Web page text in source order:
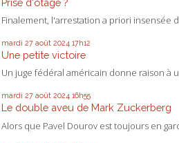
Finalement, l'arrestation a priori insensée
mardi 27 août 2024 17h12
Une petite victoire
Un juge fédéral américain donne raison à
mardi 27 août 2024 16h55
Le double aveu de Mark Zuckerberg
Alors que Pavel Dourov est toujours en